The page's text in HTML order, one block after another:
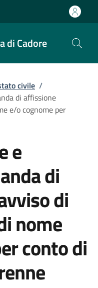
di Cadore
civile /
di affissione
e/o cognome per
e
di
di
nome
conto di